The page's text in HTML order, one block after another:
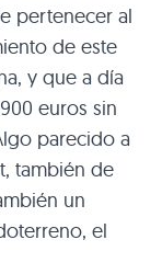
pertenecer al
de este
y que a día
euros sin
parecido a
también de
un
el